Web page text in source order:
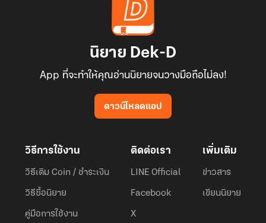
นิยาย Dek-D
App ที่จะทำให้คุณอ่านนิยายจนวางมือถือไม่ลง!
ดาวน์โหลดแอป
วิธีการใช้งาน
วิธีเติม Coin / ชำระเงิน
วิธีซื้อนิยาย
คู่มือการใช้งาน
ติดต่อเรา
LINE Official
Facebook
X
เพิ่มเติม
ข่าวสาร
เขียนนิยาย